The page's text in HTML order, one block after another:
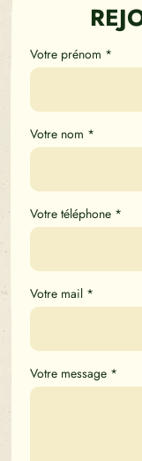
Votre prénom *
Votre nom *
Votre téléphone *
Votre mail *
Votre message *